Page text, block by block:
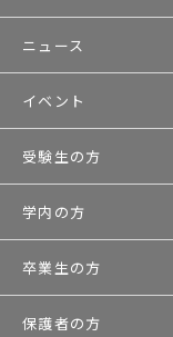
ニュース
イベント
受験生の方
学内の方
卒業生の方
保護者の方